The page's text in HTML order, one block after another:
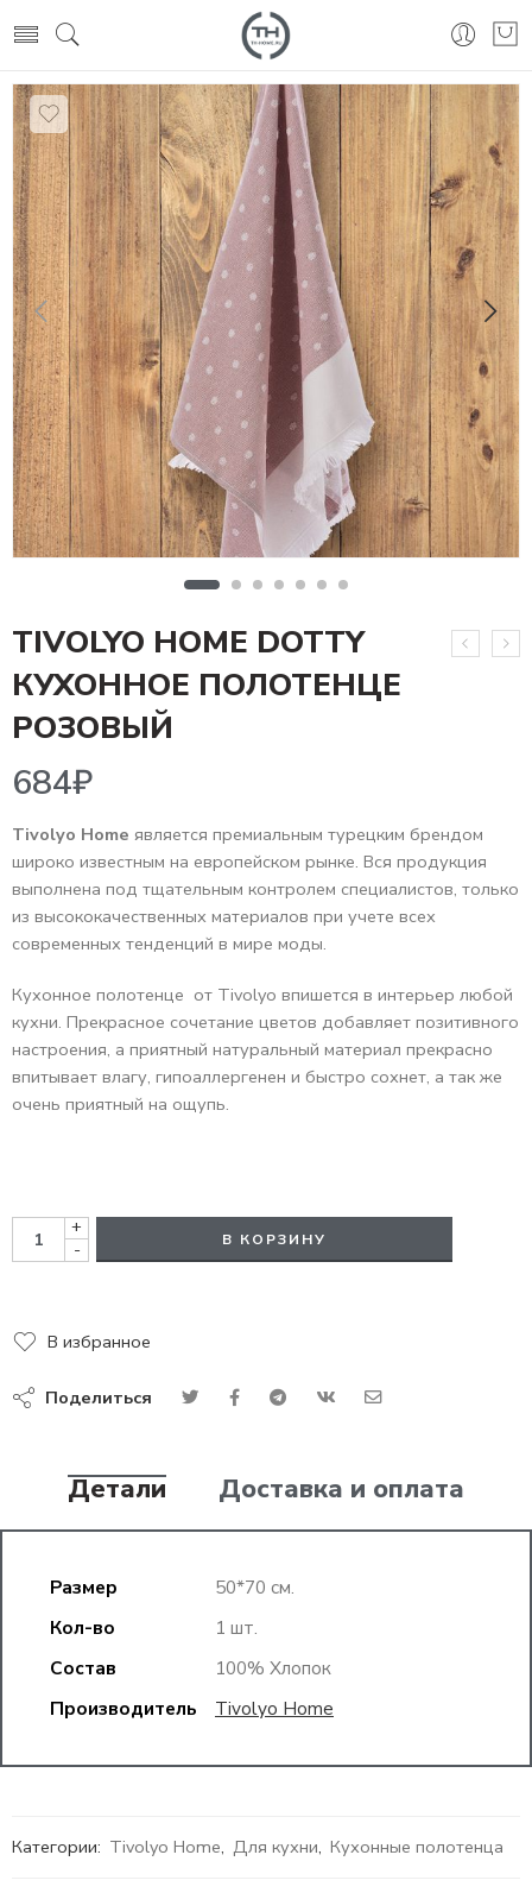
TIVOLYO HOME DOTTY
КУХОННОЕ ПОЛОТЕНЦЕ
РОЗОВЫЙ
684₽
Tivolyo Home является премиальным турецким брендом
широко известным на европейском рынке. Вся продукция
выполнена под тщательным контролем специалистов, только
из высококачественных материалов при учете всех
современных тенденций в мире моды.
Кухонное полотенце от Tivolyo впишется в интерьер любой
кухни. Прекрасное сочетание цветов добавляет позитивного
настроения, а приятный натуральный материал прекрасно
впитывает влагу, гипоаллергенен и быстро сохнет, а так же
очень приятный на ощупь.
+
-
В КОРЗИНУ
В избранное
Поделиться
Детали Доставка и оплата
Размер
50*70 см.
Кол-во
1 шт.
Состав
100% Хлопок
Производитель
Tivolyo Home
Категории: Tivolyo Home, Для кухни, Кухонные полотенца